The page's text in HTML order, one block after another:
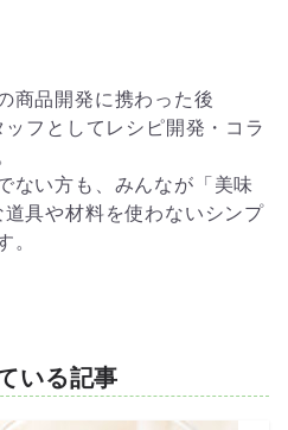
商品開発に携わった後
ッフとしてレシピ開発・コラ
ない方も、みんなが「美味
具や材料を使わないシンプ
。
いる記事